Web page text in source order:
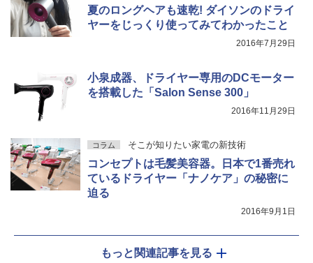
夏のロングヘアも速乾! ダイソンのドライ
ヤーをじっくり使ってみてわかったこと
2016年7月29日
小泉成器、ドライヤー専用のDCモーター
を搭載した「Salon Sense 300」
2016年11月29日
コラム そこが知りたい家電の新技術
コンセプトは毛髪美容器。日本で1番売れ
ているドライヤー「ナノケア」の秘密に
迫る
2016年9月1日
もっと関連記事を見る